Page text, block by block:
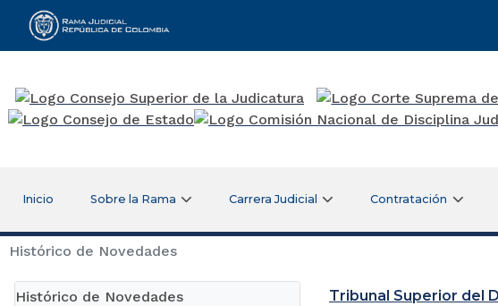
Rama Judicial
Inicio Sobre la Rama Carrera Judicial Contratación
Histórico de Novedades
Histórico de Novedades
Tribunal Superior del